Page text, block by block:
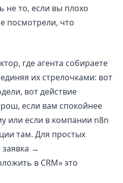
не то, если вы плохо
посмотрели, что
где агента собираете
их стрелочками: вот
вот действие
если вам спокойнее
или если в компании n8n
там. Для простых
→
в CRM» это